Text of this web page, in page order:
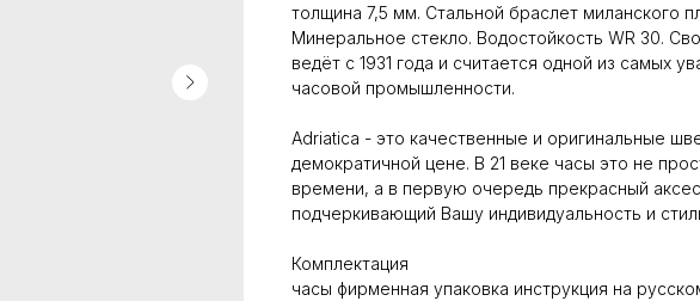
толщина 7,5 мм. Стальной браслет миланского
Минеральное стекло. Водостойкость WR 30.
ведёт с 1931 года и считается одной из самых
часовой промышленности.
Adriatica - это качественные и оригинальные
демократичной цене. В 21 веке часы это не
времени, а в первую очередь прекрасный
подчеркивающий Вашу индивидуальность и
Комплектация
часы фирменная упаковка инструкция на